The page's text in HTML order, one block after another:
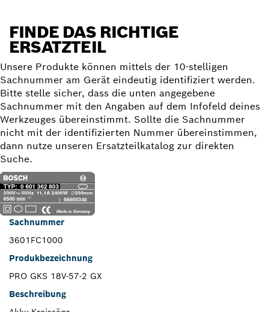
FINDE DAS RICHTIGE
ERSATZTEIL
Unsere Produkte können mittels der 10-stelligen
Sachnummer am Gerät eindeutig identifiziert werden.
Bitte stelle sicher, dass die unten angegebene
Sachnummer mit den Angaben auf dem Infofeld deines
Werkzeuges übereinstimmt. Sollte die Sachnummer
nicht mit der identifizierten Nummer übereinstimmen,
dann nutze unseren Ersatzteilkatalog zur direkten
Suche.
Sachnummer
3601FC1000
Produkbezeichnung
PRO GKS 18V-57-2 GX
Beschreibung